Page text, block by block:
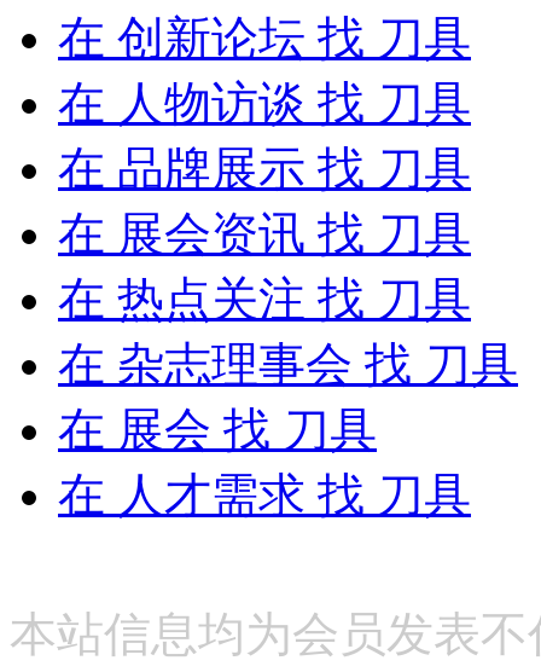
在 创新论坛 找 刀具
在 人物访谈 找 刀具
在 品牌展示 找 刀具
在 展会资讯 找 刀具
在 热点关注 找 刀具
在 杂志理事会 找 刀具
在 展会 找 刀具
在 人才需求 找 刀具
本站信息均为会员发表